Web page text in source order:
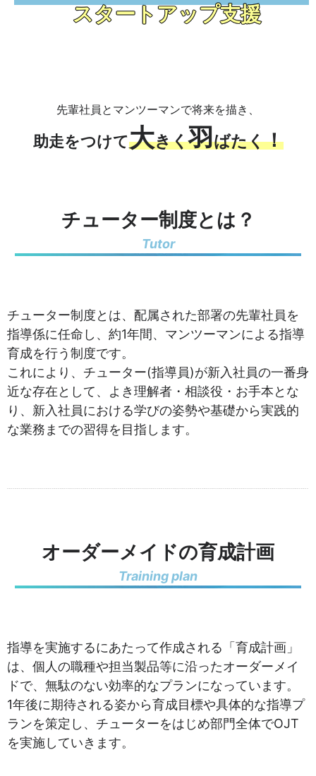
スタートアップ支援
先輩社員とマンツーマンで将来を描き、
助走をつけて大きく羽ばたく！
チューター制度とは？
Tutor
チューター制度とは、配属された部署の先輩社員を
指導係に任命し、約1年間、マンツーマンによる指導
育成を行う制度です。
これにより、チューター(指導員)が新入社員の一番身
近な存在として、よき理解者・相談役・お手本とな
り、新入社員における学びの姿勢や基礎から実践的
な業務までの習得を目指します。
オーダーメイドの育成計画
Training plan
指導を実施するにあたって作成される「育成計画」
は、個人の職種や担当製品等に沿ったオーダーメイ
ドで、無駄のない効率的なプランになっています。
1年後に期待される姿から育成目標や具体的な指導プ
ランを策定し、チューターをはじめ部門全体でOJT
を実施していきます。